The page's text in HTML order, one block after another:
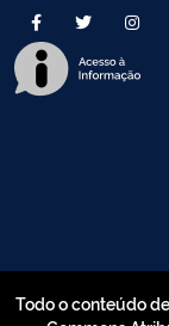
Todo o conteúdo